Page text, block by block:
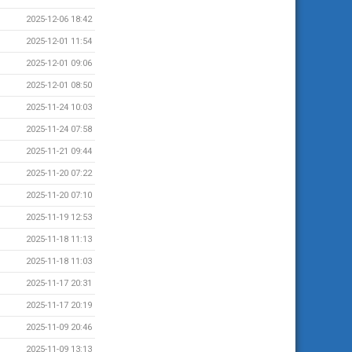
2025-12-06 18:42
2025-12-01 11:54
2025-12-01 09:06
2025-12-01 08:50
2025-11-24 10:03
2025-11-24 07:58
2025-11-21 09:44
2025-11-20 07:22
2025-11-20 07:10
2025-11-19 12:53
2025-11-18 11:13
2025-11-18 11:03
2025-11-17 20:31
2025-11-17 20:19
2025-11-09 20:46
2025-11-09 13:13